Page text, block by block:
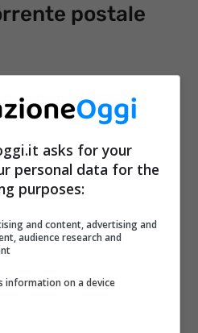
postale
un unico conto ma con
ai propri bisogni. Tra
cambiare,
a chi ha meno di 30
però
mensile è di 2 euro
ridotto in
asks for your
personal data for the
purposes:
and content, advertising and
audience research and
information on a device